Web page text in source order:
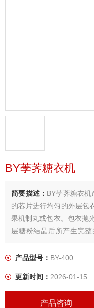
BY荸荠糖衣机
简要描述： BY荸荠糖衣机
的芯片进行均匀的外层包
果机制丸或包衣。包衣抛
层糖粉结晶后所产生完
缓和在人体肠胃中的溶释
产品型号： BY-400
更新时间：2026-01-15
产品咨询